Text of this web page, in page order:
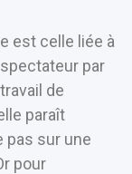
est celle liée à
par
de
paraît
pas sur une
pour